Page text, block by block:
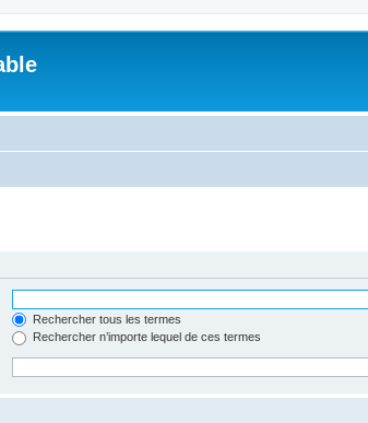
Rechercher tous les termes
Rechercher n’importe lequel de ces termes